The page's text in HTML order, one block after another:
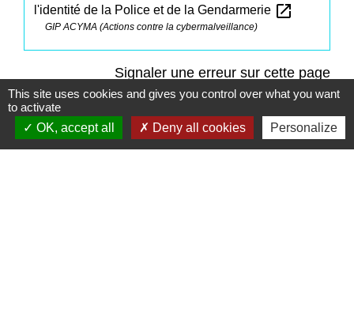
l'identité de la Police et de la Gendarmerie open_in_new
GIP ACYMA (Actions contre la cybermalveillance)
Signaler une erreur sur cette page
This site uses cookies and gives you control over what you want
to activate
OK, accept all
Deny all cookies Personalize